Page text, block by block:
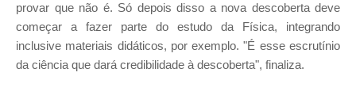
provar que não é. Só depois disso a nova descoberta deve
começar a fazer parte do estudo da Física, integrando
inclusive materiais didáticos, por exemplo. "É esse escrutínio
da ciência que dará credibilidade à descoberta", finaliza.